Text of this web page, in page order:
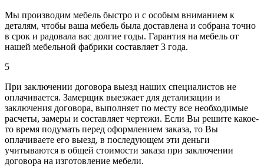
Мы производим мебель быстро и с особым вниманием к
деталям, чтобы ваша мебель была доставлена и собрана точно
в срок и радовала вас долгие годы. Гарантия на мебель от
нашей мебельной фабрики составляет 3 года.
5
При заключении договора выезд наших специалистов не
оплачивается. Замерщик выезжает для детализации и
заключения договора, выполняет по месту все необходимые
расчеты, замеры и составляет чертежи. Если Вы решите какое-
то время подумать перед оформлением заказа, то Вы
оплачиваете его выезд, в последующем эти деньги
учитываются в общей стоимости заказа при заключении
договора на изготовление мебели.